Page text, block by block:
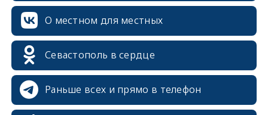
О местном для местных
Севастополь в сердце
Раньше всех и прямо в телефон